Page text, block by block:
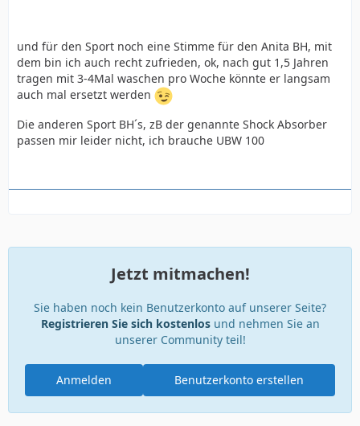
und für den Sport noch eine Stimme für den Anita BH, mit
dem bin ich auch recht zufrieden, ok, nach gut 1,5 Jahren
tragen mit 3-4Mal waschen pro Woche könnte er langsam
auch mal ersetzt werden
Die anderen Sport BH´s, zB der genannte Shock Absorber
passen mir leider nicht, ich brauche UBW 100
Jetzt mitmachen!
Sie haben noch kein Benutzerkonto auf unserer Seite?
Registrieren Sie sich kostenlosund nehmen Sie an
unserer Community teil!
Benutzerkonto erstellen
Anmelden